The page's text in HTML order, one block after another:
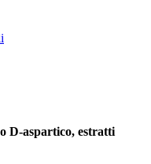
D-aspartico, estratti